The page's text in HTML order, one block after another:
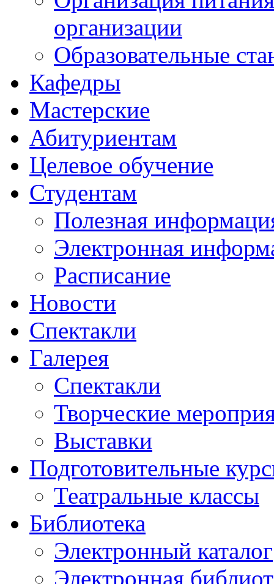
организации
Образовательные
Кафедры
Мастерские
Абитуриентам
Целевое обучение
Студентам
Полезная
Электронная
Расписание
Новости
Спектакли
Галерея
Спектакли
Творческие
Выставки
Подготовительные
Театральные классы
Библиотека
Электронный каталог
Электронная